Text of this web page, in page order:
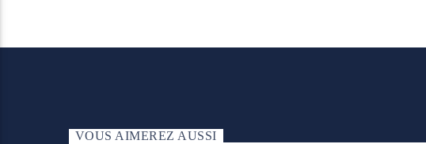
VOUS AIMEREZ AUSSI